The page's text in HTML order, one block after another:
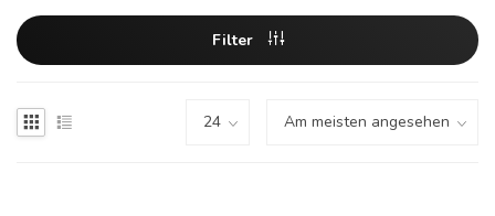
Filter